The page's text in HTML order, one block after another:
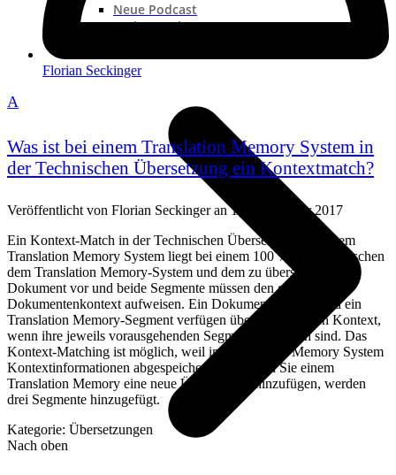
Neue Podcast
Podcast „Shorts“
Florian Seckinger
A
Was ist bei einem Translation Memory System in
der Technischen Übersetzung ein Kontextmatch?
Veröffentlicht von Florian Seckingeran13. November 2017
Ein Kontext-Match in der Technischen Übersetzung bei einem
Translation Memory System liegt bei einem 100 %-Match zwischen
dem Translation Memory-System und dem zu übersetzenden
Dokument vor und beide Segmente müssen den gleichen
Dokumentenkontext aufweisen. Ein Dokumentsegment und ein
Translation Memory-Segment verfügen über den gleichen Kontext,
wenn ihre jeweils vorausgehenden Segmente identisch sind. Das
Kontext-Matching ist möglich, weil im Translation Memory System
Kontextinformationen abgespeichert sind. Wenn Sie einem
Translation Memory eine neue Übersetzung hinzufügen, werden
drei Segmente hinzugefügt.
Kategorie: Übersetzungen
Nach oben